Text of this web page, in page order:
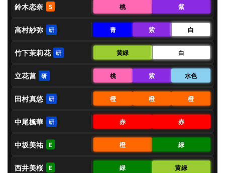
鈴木恋奈 S 桃 紫
高村紗弥 研 青 紫 白
竹下茉莉花 研 黄緑 白
立花菖 研 桃 紫 水色
田村真悠 研 橙 橙 橙
中尾楓華 研 赤 赤
中坂美祐 E 橙 緑
西井美桜 E 緑 黄緑